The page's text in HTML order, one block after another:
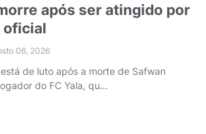
após ser atingido por
oficial
06, 2026
de luto após a morte de Safwan
do FC Yala, qu…